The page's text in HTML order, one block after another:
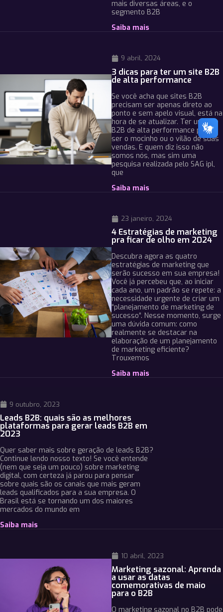
mais diversas áreas, e o
segmento B2B
Saiba mais
9 abril, 2024
3 dicas para ter um site B2B
de alta performance
Se você acha que sites B2B
precisam ser apenas direto ao
ponto e sem apelo visual, está na
hora de se atualizar. Ter um site
B2B de alta performance pode
ser o mocinho ou o vilão de suas
vendas. E quem diz isso não
somos nós, mas sim uma
pesquisa realizada pelo SAG ipl,
que
Saiba mais
23 janeiro, 2024
4 Estratégias de marketing
pra ficar de olho em 2024
Descubra agora as quatro
estratégias de marketing que
serão sucesso em sua empresa!
Você já percebeu que, ao iniciar
cada ano, um padrão se repete: a
necessidade urgente de criar um
“planejamento de marketing de
sucesso“. Nesse momento, surge
uma dúvida comum: como
realmente se destacar na
elaboração de um planejamento
de marketing eficiente?
Trouxemos
Saiba mais
9 outubro, 2023
Leads B2B: quais são as melhores
plataformas para gerar leads B2B em
2023
Quer saber mais sobre geração de leads B2B?
Continue lendo nosso texto! Se você entende
(nem que seja um pouco) sobre marketing
digital, com certeza já parou para pensar
sobre quais são os canais que mais geram
leads qualificados para a sua empresa. O
Brasil está se tornando um dos maiores
mercados do mundo em
Saiba mais
10 abril, 2023
Marketing sazonal: Aprenda
a usar as datas
comemorativas de maio
para o B2B
O marketing sazonal no B2B pode